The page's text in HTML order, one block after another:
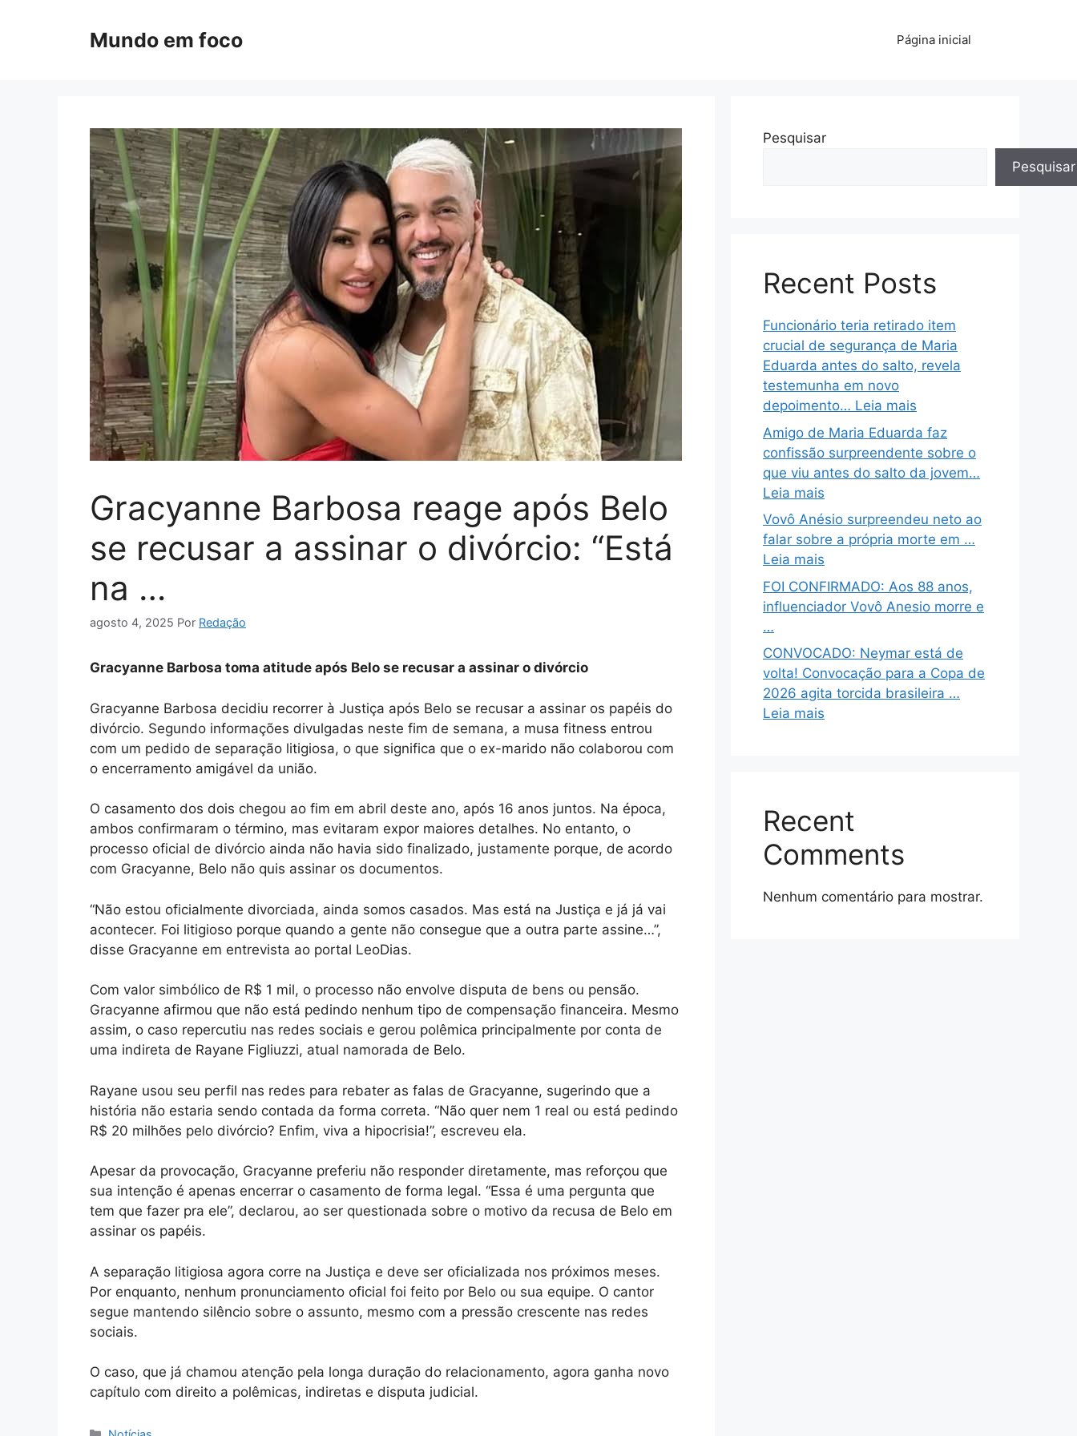
Mundo em foco Página inicial
Gracyanne Barbosa reage após Belo
se recusar a assinar o divórcio: “Está
na …
agosto 4, 2025 Por Redação
Gracyanne Barbosa toma atitude após Belo se recusar a assinar o divórcio
Gracyanne Barbosa decidiu recorrer à Justiça após Belo se recusar a assinar os papéis do
divórcio. Segundo informações divulgadas neste fim de semana, a musa fitness entrou
com um pedido de separação litigiosa, o que significa que o ex-marido não colaborou com
o encerramento amigável da união.
O casamento dos dois chegou ao fim em abril deste ano, após 16 anos juntos. Na época,
ambos confirmaram o término, mas evitaram expor maiores detalhes. No entanto, o
processo oficial de divórcio ainda não havia sido finalizado, justamente porque, de acordo
com Gracyanne, Belo não quis assinar os documentos.
“Não estou oficialmente divorciada, ainda somos casados. Mas está na Justiça e já já vai
acontecer. Foi litigioso porque quando a gente não consegue que a outra parte assine…”,
disse Gracyanne em entrevista ao portal LeoDias.
Com valor simbólico de R$ 1 mil, o processo não envolve disputa de bens ou pensão.
Gracyanne afirmou que não está pedindo nenhum tipo de compensação financeira. Mesmo
assim, o caso repercutiu nas redes sociais e gerou polêmica principalmente por conta de
uma indireta de Rayane Figliuzzi, atual namorada de Belo.
Rayane usou seu perfil nas redes para rebater as falas de Gracyanne, sugerindo que a
história não estaria sendo contada da forma correta. “Não quer nem 1 real ou está pedindo
R$ 20 milhões pelo divórcio? Enfim, viva a hipocrisia!”, escreveu ela.
Apesar da provocação, Gracyanne preferiu não responder diretamente, mas reforçou que
sua intenção é apenas encerrar o casamento de forma legal. “Essa é uma pergunta que
tem que fazer pra ele”, declarou, ao ser questionada sobre o motivo da recusa de Belo em
assinar os papéis.
A separação litigiosa agora corre na Justiça e deve ser oficializada nos próximos meses.
Por enquanto, nenhum pronunciamento oficial foi feito por Belo ou sua equipe. O cantor
segue mantendo silêncio sobre o assunto, mesmo com a pressão crescente nas redes
sociais.
O caso, que já chamou atenção pela longa duração do relacionamento, agora ganha novo
capítulo com direito a polêmicas, indiretas e disputa judicial.
Pesquisar
Pesquisar
Recent Posts
Funcionário teria retirado item
crucial de segurança de Maria
Eduarda antes do salto, revela
testemunha em novo
depoimento… Leia mais
Amigo de Maria Eduarda faz
confissão surpreendente sobre o
que viu antes do salto da jovem…
Leia mais
Vovô Anésio surpreendeu neto ao
falar sobre a própria morte em …
Leia mais
FOI CONFIRMADO: Aos 88 anos,
influenciador Vovô Anesio morre e
…
CONVOCADO: Neymar está de
volta! Convocação para a Copa de
2026 agita torcida brasileira …
Leia mais
Recent
Comments
Nenhum comentário para mostrar.